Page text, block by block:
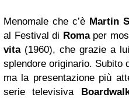
Menomale che c’è Martin
al Festival di Romaper
vita (1960), che grazie a
splendore originario. Subito
ma la presentazione più
serie televisiva